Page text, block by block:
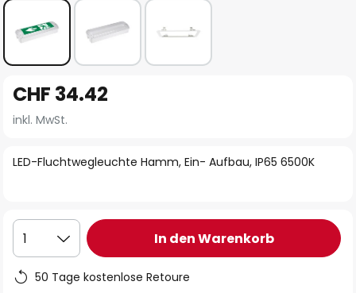
Anfang
der
springen
LED-Fluchtwegleuchte Hamm, Ein- Aufbau, IP65 6500K
CHF 34.42
inkl. MwSt.
1 In den Warenkorb
50 Tage kostenlose Retoure